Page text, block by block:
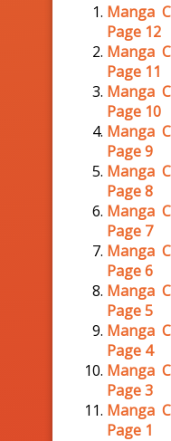
Manga
Page 12
Manga
Page 11
Manga
Page 10
Manga
Page 9
Manga
Page 8
Manga
Page 7
Manga
Page 6
Manga
Page 5
Manga
Page 4
Manga
Page 3
Manga
Page 1